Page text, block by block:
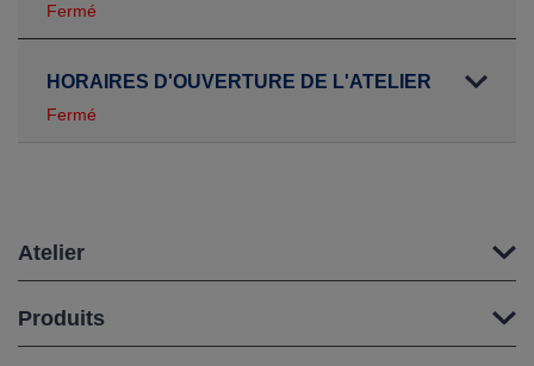
Fermé
HORAIRES D'OUVERTURE DE L'ATELIER
Fermé
Atelier
Produits